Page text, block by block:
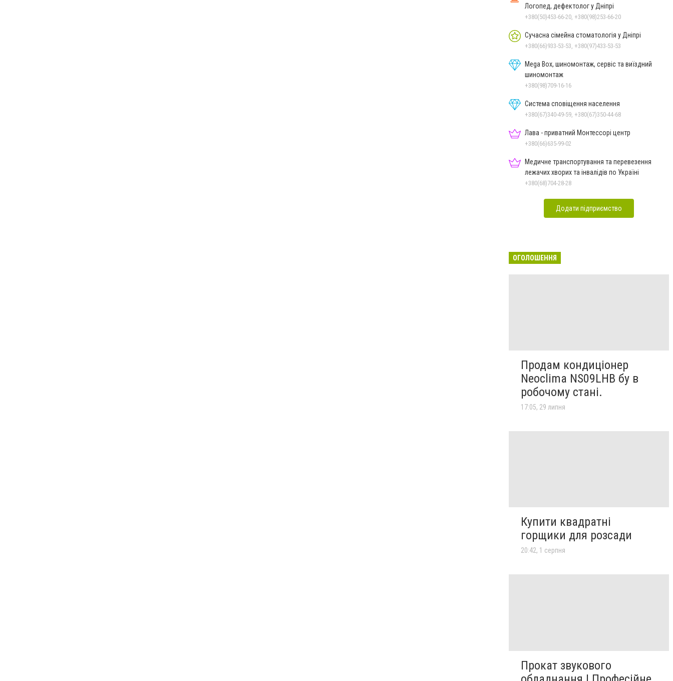
Логопед, дефектолог у Дніпрі
+380(50)453-66-20, +380(98)253-66-20
Сучасна сімейна стоматологія у Дніпрі
+380(66)933-53-53, +380(97)433-53-53
Mega Box, шиномонтаж, сервіс та виїздний
шиномонтаж
+380(98)709-16-16
Система сповіщення населення
+380(67)340-49-59, +380(67)350-44-68
Лава - приватний Монтессорі центр
+380(66)635-99-02
Медичне транспортування та перевезення
лежачих хворих та інвалідів по Україні
+380(68)704-28-28
Додати підприємство
ОГОЛОШЕННЯ
Продам кондиціонер
Neoclima NS09LHB бу в
робочому стані.
17:05, 29 липня
Купити квадратні
горщики для розсади
20:42, 1 серпня
Прокат звукового